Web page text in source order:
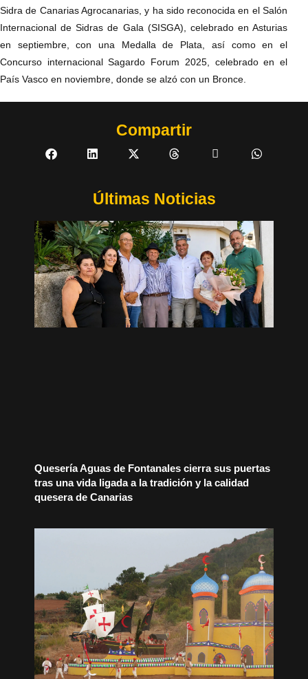
Sidra de Canarias Agrocanarias, y ha sido reconocida en el Salón
Internacional de Sidras de Gala (SISGA), celebrado en Asturias
en septiembre, con una Medalla de Plata, así como en el
Concurso internacional Sagardo Forum 2025, celebrado en el
País Vasco en noviembre, donde se alzó con un Bronce.
Compartir
Últimas Noticias
Quesería Aguas de Fontanales cierra sus puertas
tras una vida ligada a la tradición y la calidad
quesera de Canarias